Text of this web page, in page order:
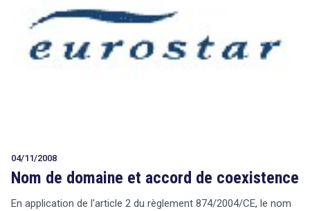
04/11/2008
Nom de domaine et accord de coexistence
En application de l'article 2 du règlement 874/2004/CE, le nom